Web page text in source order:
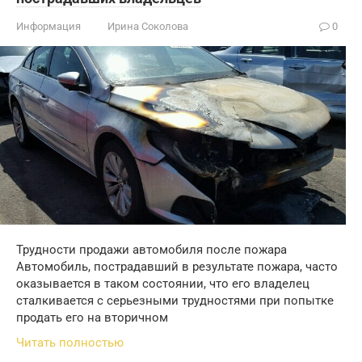
Информация Ирина Соколова 0
Трудности продажи автомобиля после пожара
Автомобиль, пострадавший в результате пожара, часто
оказывается в таком состоянии, что его владелец
сталкивается с серьезными трудностями при попытке
продать его на вторичном
Читать полностью